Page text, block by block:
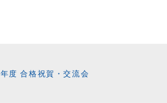
度 合格祝賀・交流会